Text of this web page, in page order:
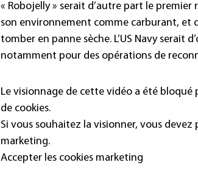
« Robojelly » serait d’autre part le
son environnement comme carburant, et
tomber en panne sèche. L’US Navy serait
notamment pour des opérations de
Le visionnage de cette vidéo a été
de cookies.
Si vous souhaitez la visionner, vous
marketing.
Accepter les cookies marketing